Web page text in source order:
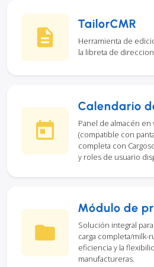
TailorCMR
Herramienta de
la libreta de
Calendario
Panel de almacén en
(compatible con
completa con
y roles de usuario
Módulo de
Solución integral
carga completa/milk-
eficiencia y la
manufactureras.